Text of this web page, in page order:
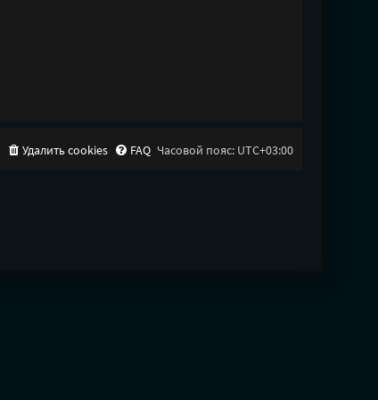
Часовой пояс: UTC+03:00
FAQ
Удалить cookies